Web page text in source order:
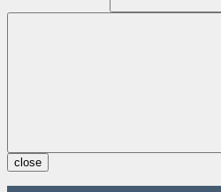
close